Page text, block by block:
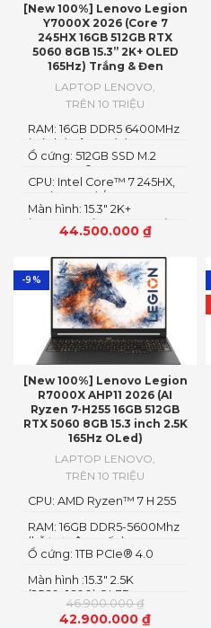
[New 100%] Lenovo Legion
Y7000X 2026 (Core 7
245HX 16GB 512GB RTX
5060 8GB 15.3” 2K+ OLED
165Hz) Trắng & Đen
LAPTOP LENOVO
TRÊN 10 TRIỆU
44.500.000 ₫
Màn hình: 15.3″ 2K+
(2560×1600) OLED 1100nits
(peak) / 500nits (typical)
G-SYNC®, DisplayHDR™
True Black 1000
CPU: Intel Core™ 7 245HX,
14C (6P + 8E) / 14T
Ổ cứng: 512GB SSD M.2
2242 PCIe® 4.0×4 NVMe
RAM: 16GB DDR5 6400MHz
(có thể nâng cấp)
-9%
[New 100%] Lenovo Legion
R7000X AHP11 2026 (AI
Ryzen 7-H255 16GB 512GB
RTX 5060 8GB 15.3 inch 2.5K
165Hz OLed)
LAPTOP LENOVO
TRÊN 10 TRIỆU
46.900.000₫
42.900.000 ₫
Màn hình :15.3" 2.5K
(2560x1600) OLED
Ổ cứng: 1TB PCIe® 4.0
RAM: 16GB DDR5-5600Mhz
(hỗ trợ nâng cấp)
CPU: AMD Ryzen™ 7 H 255